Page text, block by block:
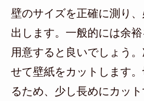
壁のサイズを正確に測り
出します。一般的には余
用意すると良いでしょう
せて壁紙をカットします
るため、少し長めにカッ